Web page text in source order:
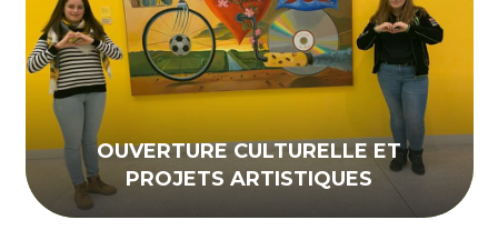
OUVERTURE CULTURELLE ET
PROJETS ARTISTIQUES